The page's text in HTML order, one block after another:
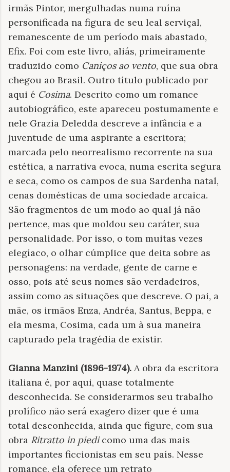
irmãs Pintor, mergulhadas numa ruína
personificada na figura de seu leal serviçal,
remanescente de um período mais abastado,
Efix. Foi com este livro, aliás, primeiramente
traduzido como Caniços ao vento, que sua obra
chegou ao Brasil. Outro título publicado por
aqui é Cosima. Descrito como um romance
autobiográfico, este apareceu postumamente e
nele Grazia Deledda descreve a infância e a
juventude de uma aspirante a escritora;
marcada pelo neorrealismo recorrente na sua
estética, a narrativa evoca, numa escrita segura
e seca, como os campos de sua Sardenha natal,
cenas domésticas de uma sociedade arcaica.
São fragmentos de um modo ao qual já não
pertence, mas que moldou seu caráter, sua
personalidade. Por isso, o tom muitas vezes
elegíaco, o olhar cúmplice que deita sobre as
personagens: na verdade, gente de carne e
osso, pois até seus nomes são verdadeiros,
assim como as situações que descreve. O pai, a
mãe, os irmãos Enza, Andréa, Santus, Beppa, e
ela mesma, Cosima, cada um à sua maneira
capturado pela tragédia de existir.
Gianna Manzini (1896-1974). A obra da escritora
italiana é, por aqui, quase totalmente
desconhecida. Se considerarmos seu trabalho
prolífico não será exagero dizer que é uma
total desconhecida, ainda que figure, com sua
obra Ritratto in piedicomo uma das mais
importantes ficcionistas em seu país. Nesse
romance, ela oferece um retrato